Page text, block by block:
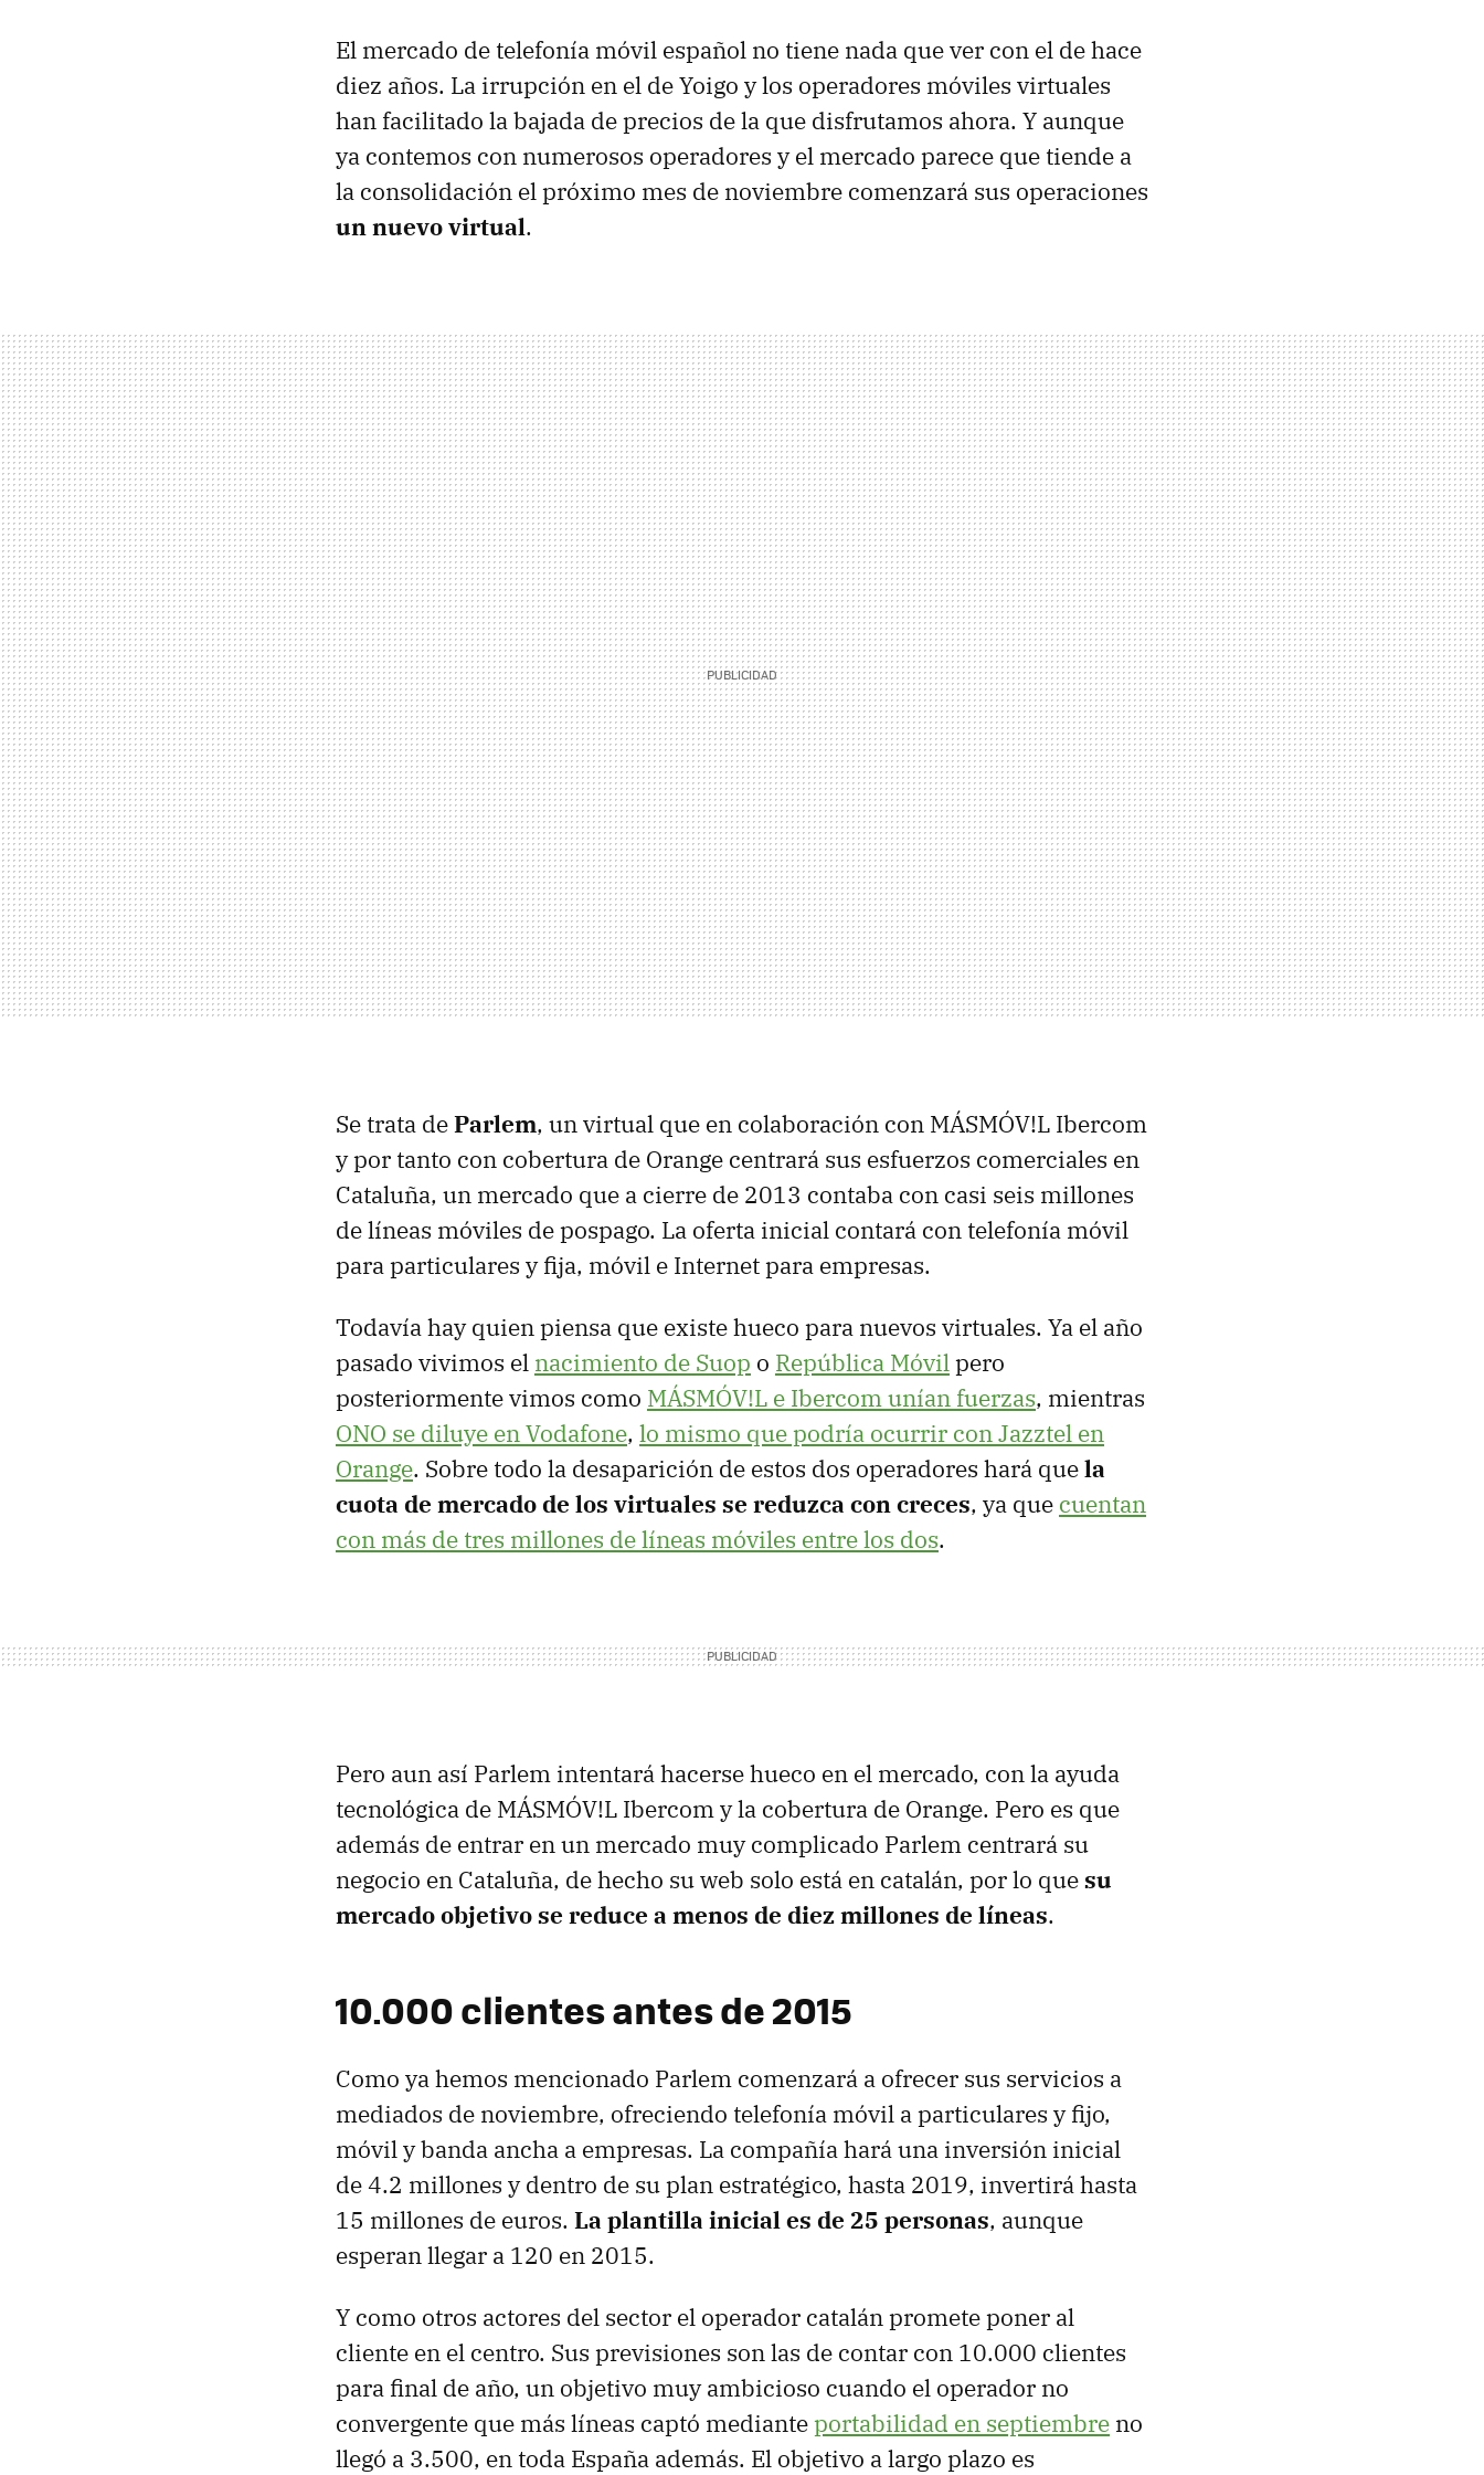
El mercado de telefonía móvil español no tiene nada que ver con el de hace
diez años. La irrupción en el de Yoigo y los operadores móviles virtuales
han facilitado la bajada de precios de la que disfrutamos ahora. Y aunque
ya contemos con numerosos operadores y el mercado parece que tiende a
la consolidación el próximo mes de noviembre comenzará sus operaciones
un nuevo virtual.
Se trata deParlem, un virtual que en colaboración con MÁSMÓV!L Ibercom
y por tanto con cobertura de Orange centrará sus esfuerzos comerciales en
Cataluña, un mercado que a cierre de 2013 contaba con casi seis millones
de líneas móviles de pospago. La oferta inicial contará con telefonía móvil
para particulares y fija, móvil e Internet para empresas.
Todavía hay quien piensa que existe hueco para nuevos virtuales. Ya el año
pasado vivimos el nacimiento de Suop o República Móvilpero
posteriormente vimos como MÁSMÓV!L e Ibercom unían fuerzas, mientras
ONO se diluye en Vodafone, lo mismo que podría ocurrir con Jazztel en
Orange. Sobre todo la desaparición de estos dos operadores hará quela
cuota de mercado de los virtuales se reduzca con creces, ya que cuentan
con más de tres millones de líneas móviles entre los dos.
Pero aun así Parlem intentará hacerse hueco en el mercado, con la ayuda
tecnológica de MÁSMÓV!L Ibercom y la cobertura de Orange. Pero es que
además de entrar en un mercado muy complicado Parlem centrará su
negocio en Cataluña, de hecho su web solo está en catalán, por lo quesu
mercado objetivo se reduce a menos de diez millones de líneas.
10.000 clientes antes de 2015
Como ya hemos mencionado Parlem comenzará a ofrecer sus servicios a
mediados de noviembre, ofreciendo telefonía móvil a particulares y fijo,
móvil y banda ancha a empresas. La compañía hará una inversión inicial
de 4.2 millones y dentro de su plan estratégico, hasta 2019, invertirá hasta
15 millones de euros. La plantilla inicial es de 25 personas, aunque
esperan llegar a 120 en 2015.
Y como otros actores del sector el operador catalán promete poner al
cliente en el centro. Sus previsiones son las de contar con 10.000 clientes
para final de año, un objetivo muy ambicioso cuando el operador no
convergente que más líneas captó medianteportabilidad en septiembre no
llegó a 3.500, en toda España además. El objetivo a largo plazo es